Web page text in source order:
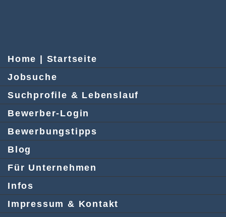
Home | Startseite
Jobsuche
Suchprofile & Lebenslauf
Bewerber-Login
Bewerbungstipps
Blog
Für Unternehmen
Infos
Impressum & Kontakt